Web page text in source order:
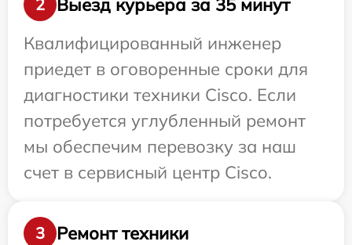
2
Квалифицированный инженер
приедет в оговоренные сроки для
диагностики техники Cisco. Если
потребуется углубленный ремонт
мы обеспечим перевозку за наш
счет в сервисный центр Cisco.
3
Ремонт техники